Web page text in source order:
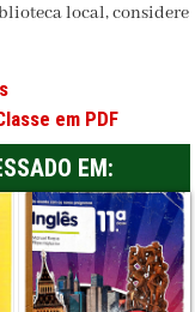
seguro, PDF escolar.
/ MEC
local, considere
em PDF
EM: